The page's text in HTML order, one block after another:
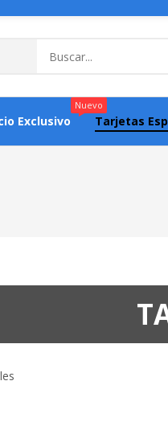
Exclusivo
Nuevo
Tarjetas